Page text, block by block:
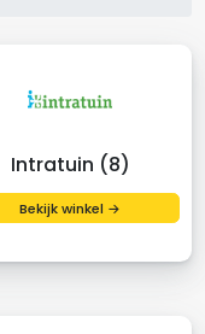
Intratuin (8)
Bekijk winkel →